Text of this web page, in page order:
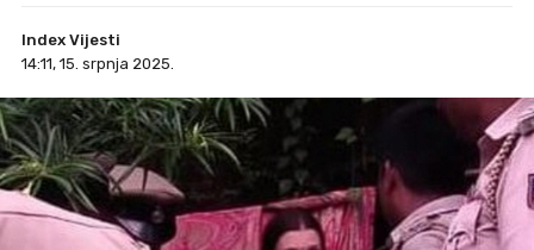
Index Vijesti
14:11, 15. srpnja 2025.